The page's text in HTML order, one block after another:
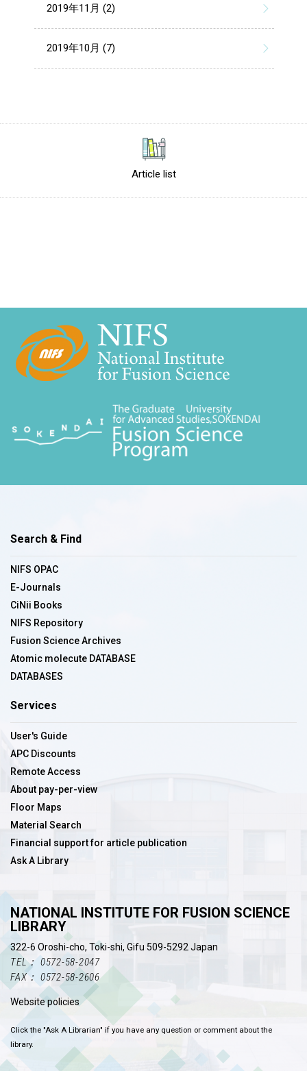
2019年11月 (2)
2019年10月 (7)
Article list
Search & Find
NIFS OPAC
E-Journals
CiNii Books
NIFS Repository
Fusion Science Archives
Atomic molecute DATABASE
DATABASES
Services
User's Guide
APC Discounts
Remote Access
About pay-per-view
Floor Maps
Material Search
Financial support for article publication
Ask A Library
NATIONAL INSTITUTE FOR FUSION SCIENCE
LIBRARY
322-6 Oroshi-cho, Toki-shi, Gifu 509-5292 Japan
TEL： 0572-58-2047
FAX： 0572-58-2606
Website policies
Click the "Ask A Librarian" if you have any question or comment about the
library.